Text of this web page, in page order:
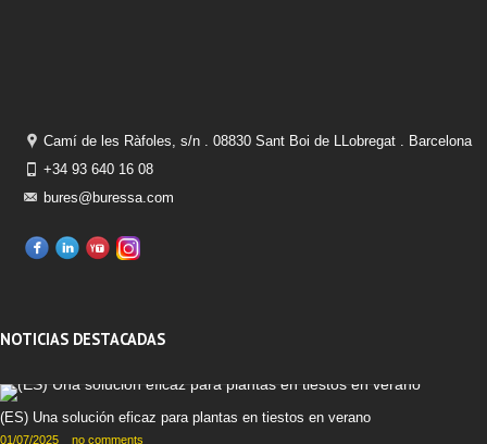
Camí de les Ràfoles, s/n . 08830 Sant Boi de LLobregat . Barcelona
+34 93 640 16 08
bures@buressa.com
NOTICIAS DESTACADAS
(ES) Una solución eficaz para plantas en tiestos en verano
01/07/2025 no comments